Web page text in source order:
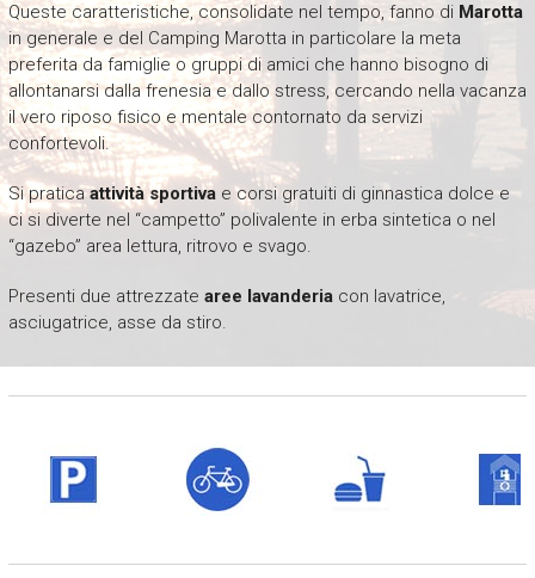
Queste caratteristiche, consolidate nel tempo, fanno di Marotta
in generale e del Camping Marotta in particolare la meta
preferita da famiglie o gruppi di amici che hanno bisogno di
allontanarsi dalla frenesia e dallo stress, cercando nella vacanza
il vero riposo fisico e mentale contornato da servizi
confortevoli.
Si praticaattività sportivae corsi gratuiti di ginnastica dolce e
ci si diverte nel “campetto” polivalente in erba sintetica o nel
“gazebo” area lettura, ritrovo e svago.
Presenti due attrezzate aree lavanderiacon lavatrice,
asciugatrice, asse da stiro.